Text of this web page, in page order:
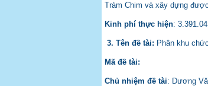
Tràm Chim và xây dựng
Kinh phí thực hiện:
3. Tên đề tài: Phân khu
Mã đề tài:
Chủ nhiệm đề tài: Dương